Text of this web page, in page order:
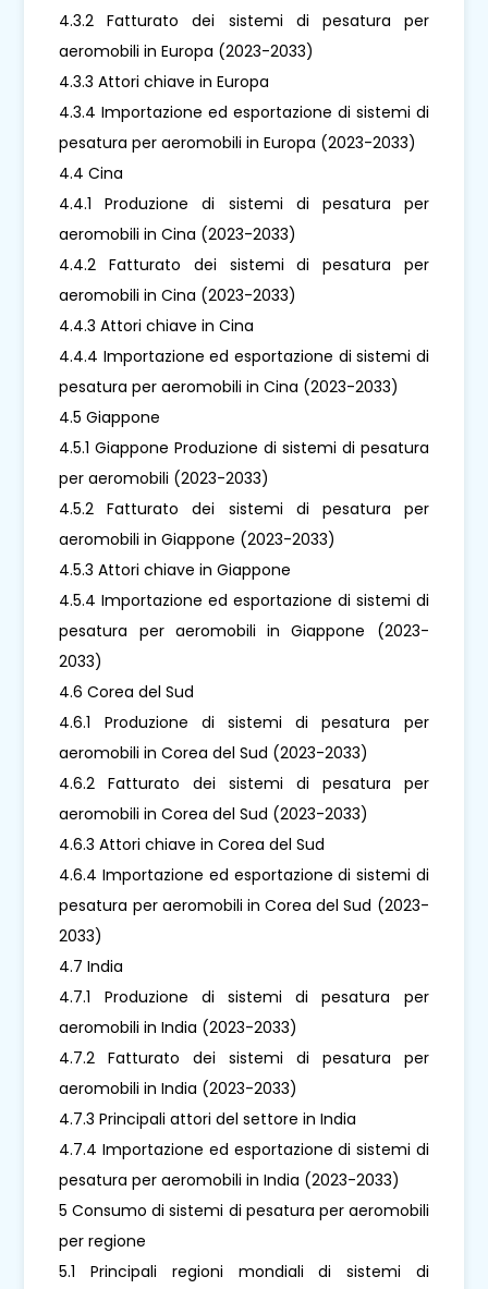
4.3.2 Fatturato dei sistemi di pesatura per
aeromobili in Europa (2023-2033)
4.3.3 Attori chiave in Europa
4.3.4 Importazione ed esportazione di sistemi di
pesatura per aeromobili in Europa (2023-2033)
4.4 Cina
4.4.1 Produzione di sistemi di pesatura per
aeromobili in Cina (2023-2033)
4.4.2 Fatturato dei sistemi di pesatura per
aeromobili in Cina (2023-2033)
4.4.3 Attori chiave in Cina
4.4.4 Importazione ed esportazione di sistemi di
pesatura per aeromobili in Cina (2023-2033)
4.5 Giappone
4.5.1 Giappone Produzione di sistemi di pesatura
per aeromobili (2023-2033)
4.5.2 Fatturato dei sistemi di pesatura per
aeromobili in Giappone (2023-2033)
4.5.3 Attori chiave in Giappone
4.5.4 Importazione ed esportazione di sistemi di
pesatura per aeromobili in Giappone (2023-
2033)
4.6 Corea del Sud
4.6.1 Produzione di sistemi di pesatura per
aeromobili in Corea del Sud (2023-2033)
4.6.2 Fatturato dei sistemi di pesatura per
aeromobili in Corea del Sud (2023-2033)
4.6.3 Attori chiave in Corea del Sud
4.6.4 Importazione ed esportazione di sistemi di
pesatura per aeromobili in Corea del Sud (2023-
2033)
4.7 India
4.7.1 Produzione di sistemi di pesatura per
aeromobili in India (2023-2033)
4.7.2 Fatturato dei sistemi di pesatura per
aeromobili in India (2023-2033)
4.7.3 Principali attori del settore in India
4.7.4 Importazione ed esportazione di sistemi di
pesatura per aeromobili in India (2023-2033)
5 Consumo di sistemi di pesatura per aeromobili
per regione
5.1 Principali regioni mondiali di sistemi di